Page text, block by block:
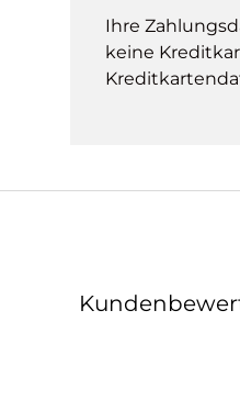
Ihre
keine